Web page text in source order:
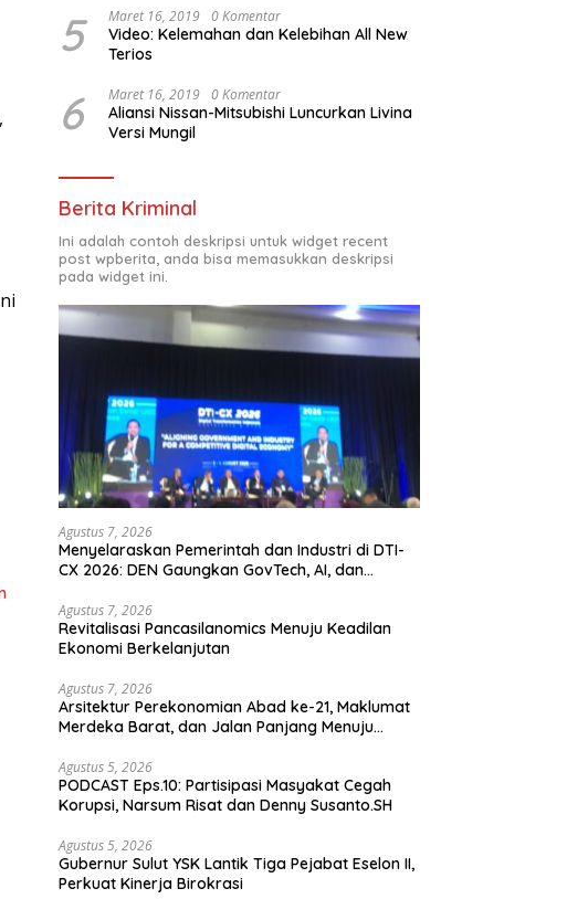
5 Maret 16, 2019 0 Komentar
Video: Kelemahan dan Kelebihan All New
Terios
6 Maret 16, 2019 0 Komentar
Aliansi Nissan-Mitsubishi Luncurkan Livina
Versi Mungil
Berita Kriminal
Ini adalah contoh deskripsi untuk widget recent
post wpberita, anda bisa memasukkan deskripsi
pada widget ini.
Agustus 7, 2026
Menyelaraskan Pemerintah dan Industri di DTI-
CX 2026: DEN Gaungkan GovTech, AI, dan
Kompetitif
Agustus 7, 2026
Revitalisasi Pancasilanomics Menuju Keadilan
Ekonomi Berkelanjutan
Agustus 7, 2026
Arsitektur Perekonomian Abad ke-21, Maklumat
Merdeka Barat, dan Jalan Panjang Menuju
Agustus 5, 2026
PODCAST Eps.10: Partisipasi Masyakat Cegah
Korupsi, Narsum Risat dan Denny Susanto.SH
Agustus 5, 2026
Gubernur Sulut YSK Lantik Tiga Pejabat Eselon II,
Perkuat Kinerja Birokrasi